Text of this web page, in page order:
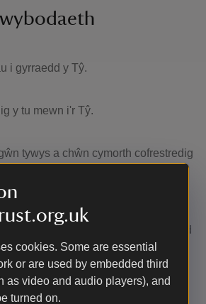
cookies. Some are essential
or are used by embedded third
as video and audio players), and
turned on.
i gyrraedd y Tŷ.
y tu mewn i'r Tŷ.
tywys a chŵn cymorth cofrestredig
Ni cheir mynediad i unrhyw gŵn
penodol
gwestiynau penodol yn ymwneud
i’w ddisgwyl adeg y Nadolig ym
yn hapus iawn i helpu. Gallwch
plasnewydd@nationaltrust.org.uk